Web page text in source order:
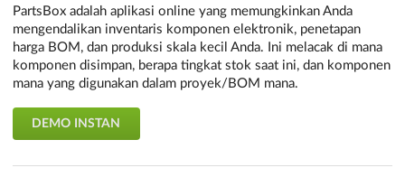
PartsBox adalah aplikasi online yang memungkinkan Anda
mengendalikan inventaris komponen elektronik, penetapan
harga BOM, dan produksi skala kecil Anda. Ini melacak di mana
komponen disimpan, berapa tingkat stok saat ini, dan komponen
mana yang digunakan dalam proyek/BOM mana.
DEMO INSTAN